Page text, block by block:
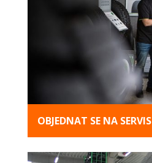
OBJEDNAT SE NA SERVIS